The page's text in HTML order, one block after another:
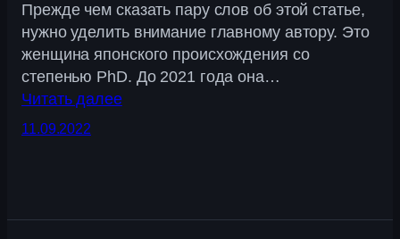
Прежде чем сказать пару слов об этой статье,
нужно уделить внимание главному автору. Это
женщина японского происхождения со
степенью PhD. До 2021 года она…
Читать далее
11.09.2022